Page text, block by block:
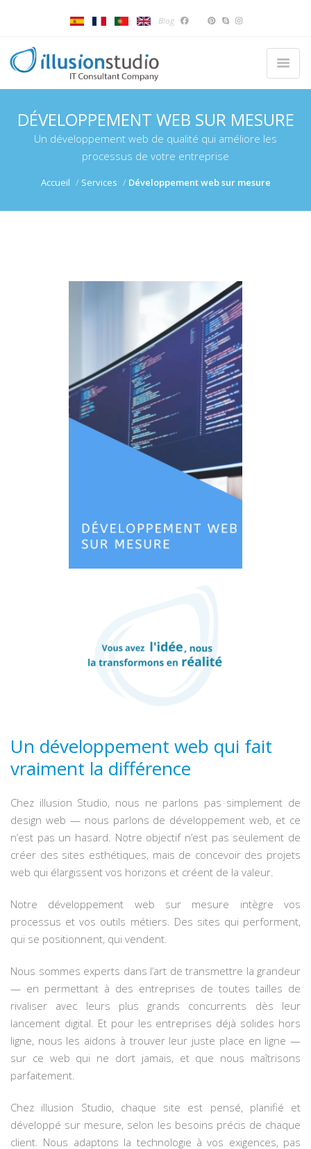
Blog
DÉVELOPPEMENT WEB SUR MESURE
Un développement web de qualité qui améliore les
processus de votre entreprise
Accueil Services Développement web sur mesure
Un développement web qui fait
vraiment la différence
Chez illusion Studio, nous ne parlons pas simplement de
design web — nous parlons de développement web, et ce
n’est pas un hasard. Notre objectif n’est pas seulement de
créer des sites esthétiques, mais de concevoir des projets
web qui élargissent vos horizons et créent de la valeur.
Notre développement web sur mesure intègre vos
processus et vos outils métiers. Des sites qui performent,
qui se positionnent, qui vendent.
Nous sommes experts dans l’art de transmettre la grandeur
— en permettant à des entreprises de toutes tailles de
rivaliser avec leurs plus grands concurrents dès leur
lancement digital. Et pour les entreprises déjà solides hors
ligne, nous les aidons à trouver leur juste place en ligne —
sur ce web qui ne dort jamais, et que nous maîtrisons
parfaitement.
Chez illusion Studio, chaque site est pensé, planifié et
développé sur mesure, selon les besoins précis de chaque
client. Nous adaptons la technologie à vos exigences, pas